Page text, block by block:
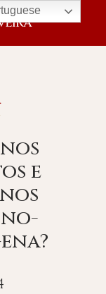
e